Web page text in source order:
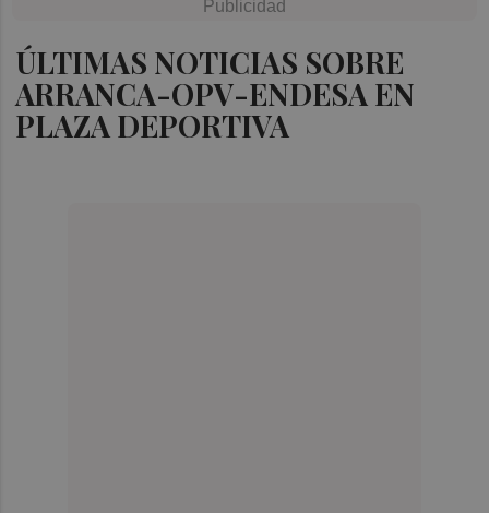
ÚLTIMAS NOTICIAS SOBRE
ARRANCA-OPV-ENDESA EN
PLAZA DEPORTIVA